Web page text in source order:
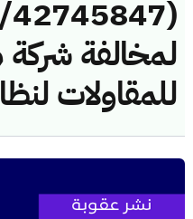
لمخالفة
للمقاولات